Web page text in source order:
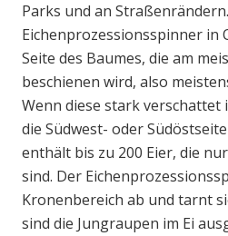
Parks und an
Eichenprozessionsspinner in
Seite des Baumes, die am
beschienen wird, also
Wenn diese stark verschattet
die Südwest- oder
enthält bis zu 200 Eier, die
sind. Der
Kronenbereich ab und tarnt
sind die Jungraupen im Ei